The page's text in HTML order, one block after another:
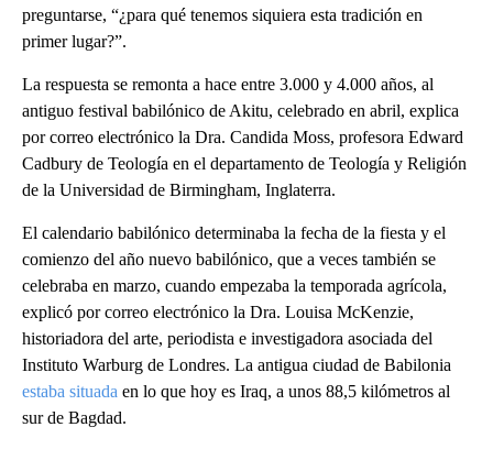
preguntarse, “¿para qué tenemos siquiera esta tradición en
primer lugar?”.
La respuesta se remonta a hace entre 3.000 y 4.000 años, al
antiguo festival babilónico de Akitu, celebrado en abril, explica
por correo electrónico la Dra. Candida Moss, profesora Edward
Cadbury de Teología en el departamento de Teología y Religión
de la Universidad de Birmingham, Inglaterra.
El calendario babilónico determinaba la fecha de la fiesta y el
comienzo del año nuevo babilónico, que a veces también se
celebraba en marzo, cuando empezaba la temporada agrícola,
explicó por correo electrónico la Dra. Louisa McKenzie,
historiadora del arte, periodista e investigadora asociada del
Instituto Warburg de Londres. La antigua ciudad de Babilonia
estaba situada en lo que hoy es Iraq, a unos 88,5 kilómetros al
sur de Bagdad.